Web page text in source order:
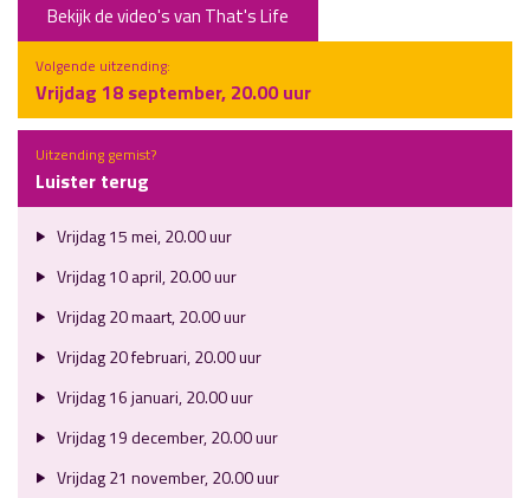
Bekijk de video's van That's Life
Volgende uitzending:
Vrijdag 18 september, 20.00 uur
Uitzending gemist?
Luister terug
Vrijdag 15 mei, 20.00 uur
Vrijdag 10 april, 20.00 uur
Vrijdag 20 maart, 20.00 uur
Vrijdag 20 februari, 20.00 uur
Vrijdag 16 januari, 20.00 uur
Vrijdag 19 december, 20.00 uur
Vrijdag 21 november, 20.00 uur